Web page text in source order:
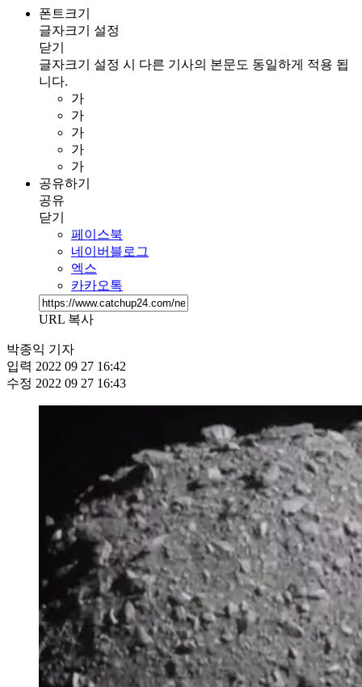
폰트크기
글자크기 설정
닫기
글자크기 설정 시 다른 기사의 본문도 동일하게 적용 됩
니다.
가
가
가
가
가
공유하기
공유
닫기
페이스북
네이버블로그
엑스
카카오톡
URL 복사
박종익 기자
입력 2022 09 27 16:42
수정 2022 09 27 16:43